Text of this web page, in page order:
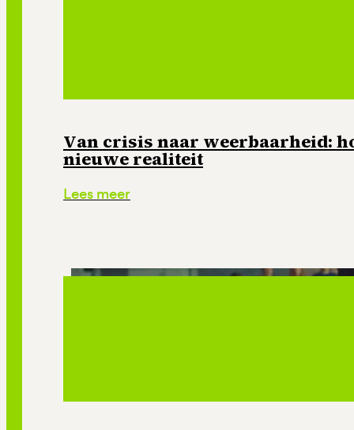
Van crisis naar weerbaarheid:
nieuwe realiteit
Lees meer